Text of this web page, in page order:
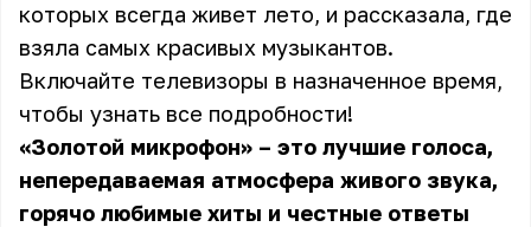
которых всегда живет лето, и рассказала, где
взяла самых красивых музыкантов.
Включайте телевизоры в назначенное время,
чтобы узнать все подробности!
«Золотой микрофон» – это лучшие голоса,
непередаваемая атмосфера живого звука,
горячо любимые хиты и честные ответы